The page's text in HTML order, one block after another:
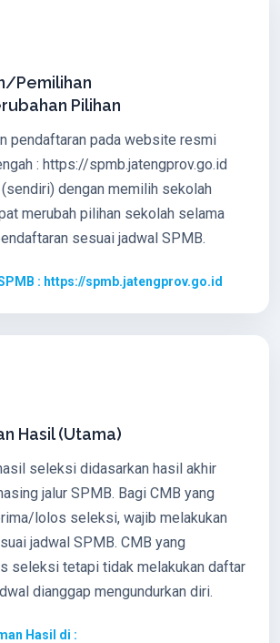
Pemilihan
Pilihan
pendaftaran pada website resmi
: https://spmb.jatengprov.go.id
dengan memilih sekolah
merubah pilihan sekolah selama
sesuai jadwal SPMB.
: https://spmb.jatengprov.go.id
Hasil (Utama)
seleksi didasarkan hasil akhir
jalur SPMB. Bagi CMB yang
lolos seleksi, wajib melakukan
jadwal SPMB. CMB yang
seleksi tetapi tidak melakukan daftar
dianggap mengundurkan diri.
Hasil di :